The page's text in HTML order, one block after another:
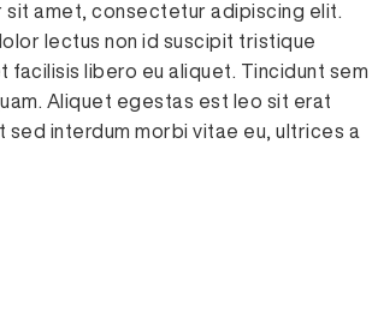
sit amet, consectetur adipiscing elit.
lectus non id suscipit tristique
facilisis libero eu aliquet. Tincidunt sem
Aliquet egestas est leo sit erat
sed interdum morbi vitae eu, ultrices a